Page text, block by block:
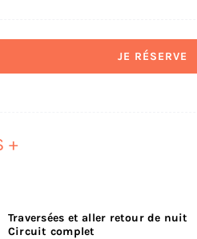
JE RÉSERVE
+
Traversées et aller retour de nuit
Circuit complet